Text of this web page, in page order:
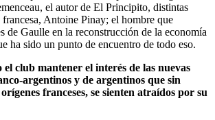
el autor de El Principito, distintas
Antoine Pinay; el hombre que
de Gaulle en la reconstrucción de la economía
ha sido un punto de encuentro de todo eso.
club mantener el interés de las nuevas
argentinos y de argentinos que sin
franceses, se sienten atraídos por su